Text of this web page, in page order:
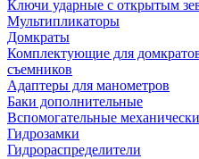
Ключи ударные с открытым
Мультипликаторы
Домкраты
Комплектующие для
съемников
Адаптеры для манометров
Баки дополнительные
Вспомогательные
Гидрозамки
Гидрораспределители